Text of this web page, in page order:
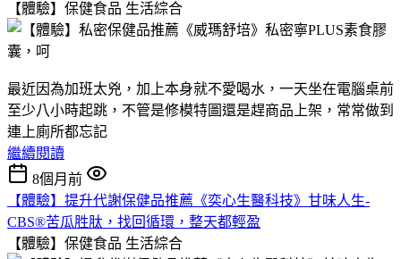
【體驗】保健食品 生活綜合
最近因為加班太兇，加上本身就不愛喝水，一天坐在電腦桌前
至少八小時起跳，不管是修模特圖還是趕商品上架，常常做到
連上廁所都忘記
繼續閱讀
8個月前
【體驗】提升代謝保健品推薦《奕心生醫科技》甘味人生-
CBS®苦瓜胜肽，找回循環，整天都輕盈
【體驗】保健食品 生活綜合